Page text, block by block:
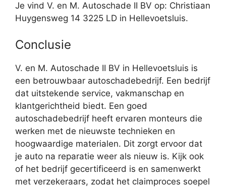
Je vind V. en M. Autoschade II BV op: Christiaan
Huygensweg 14 3225 LD in Hellevoetsluis.
Conclusie
V. en M. Autoschade II BV in Hellevoetsluis is
een betrouwbaar autoschadebedrijf. Een bedrijf
dat uitstekende service, vakmanschap en
klantgerichtheid biedt. Een goed
autoschadebedrijf heeft ervaren monteurs die
werken met de nieuwste technieken en
hoogwaardige materialen. Dit zorgt ervoor dat
je auto na reparatie weer als nieuw is. Kijk ook
of het bedrijf gecertificeerd is en samenwerkt
met verzekeraars, zodat het claimproces soepel